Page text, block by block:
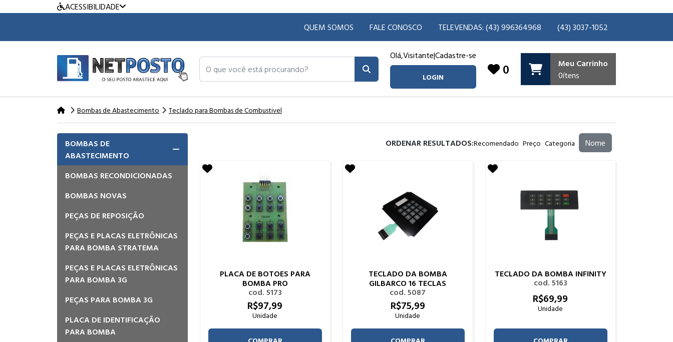
ACESSIBILIDADE
QUEM SOMOS
FALE CONOSCO TELEVENDAS: (43) 996364968 (43) 3037-1052
O que você está procurando? Olá,Visitante|Cadastre-se
LOGIN 0
Meu Carrinho
0ítens
Bombas de Abastecimento Teclado para Bombas de Combustivel
BOMBAS DE
ABASTECIMENTO
BOMBAS RECONDICIONADAS
BOMBAS NOVAS
PEÇAS DE REPOSIÇÃO
PEÇAS E PLACAS ELETRÔNICAS
PARA BOMBA STRATEMA
PEÇAS E PLACAS ELETRÔNICAS
PARA BOMBA 3G
PEÇAS PARA BOMBA 3G
PLACA DE IDENTIFICAÇÃO
PARA BOMBA
ORDENAR RESULTADOS:Recomendado Preço Categoria Nome
PLACA DE BOTOES PARA
BOMBA PRO
cod. 5173
R$97,99
Unidade
TECLADO DA BOMBA
GILBARCO 16 TECLAS
cod. 5087
R$75,99
Unidade
TECLADO DA BOMBA INFINITY
cod. 5163
R$69,99
Unidade